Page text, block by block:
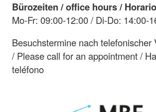
Bürozeiten / office hours /
Mo-Fr: 09:00-12:00 / Di-Do: 14:00-
Besuchstermine nach telefonischer
/ Please call for an appointment /
teléfono